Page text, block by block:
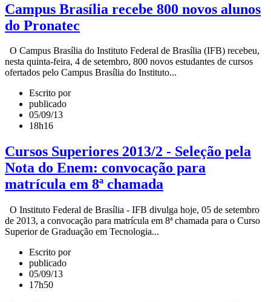
Campus Brasília recebe 800 novos alunos
do Pronatec
O Campus Brasília do Instituto Federal de Brasília (IFB) recebeu,
nesta quinta-feira, 4 de setembro, 800 novos estudantes de cursos
ofertados pelo Campus Brasília do Instituto...
Escrito por
publicado
05/09/13
18h16
Cursos Superiores 2013/2 - Seleção pela
Nota do Enem: convocação para
matrícula em 8ª chamada
O Instituto Federal de Brasília - IFB divulga hoje, 05 de setembro
de 2013, a convocação para matrícula em 8ª chamada para o Curso
Superior de Graduação em Tecnologia...
Escrito por
publicado
05/09/13
17h50